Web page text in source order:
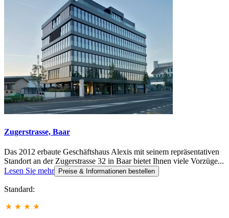
Zugerstrasse, Baar
Das 2012 erbaute Geschäftshaus Alexis mit seinem repräsentativen
Standort an der Zugerstrasse 32 in Baar bietet Ihnen viele Vorzüge...
Lesen Sie mehr
Preise & Informationen bestellen
Standard: